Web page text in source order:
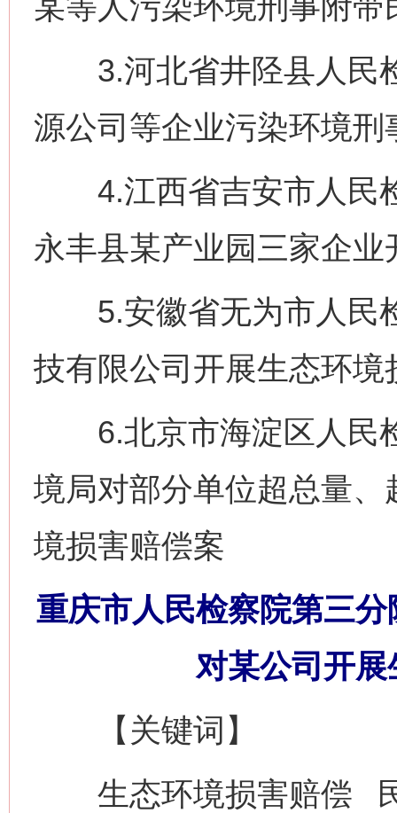
3.河北省井陉县人民
源公司等企业污染环境
4.江西省吉安市人民
永丰县某产业园三家企
5.安徽省无为市人民
技有限公司开展生态环境
6.北京市海淀区人民
境局对部分单位超总量
境损害赔偿案
重庆市人民检察院第三
对某公司开
【关键词】
生态环境损害赔偿